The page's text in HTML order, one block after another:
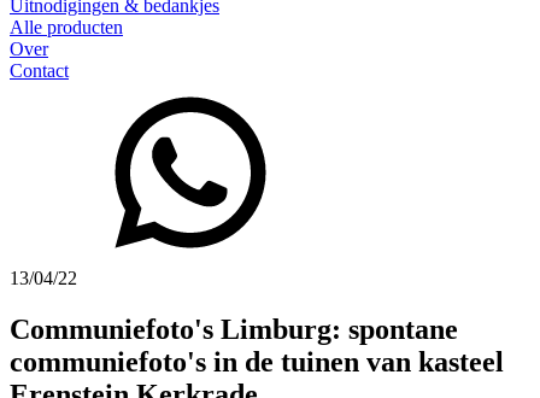
Uitnodigingen & bedankjes
Alle producten
Over
Contact
13/04/22
Communiefoto's Limburg: spontane
communiefoto's in de tuinen van kasteel